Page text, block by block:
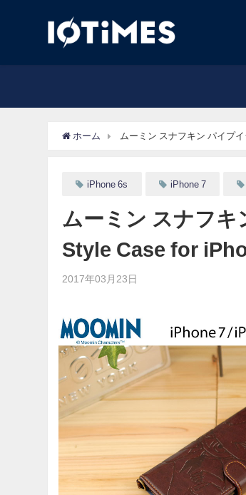
ホーム ムーミン スナフキン パイプ
iPhone 6s iPhone 7
ムーミン スナフキ
Style Case for
2017年03月23日